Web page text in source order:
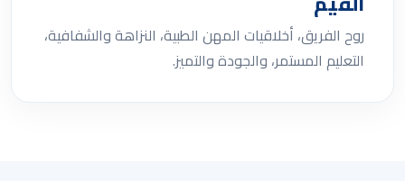
روح الفريق، أخلاقيات المهن الطبية، النزاهة والشفافية،
التعليم المستمر، والجودة والتميز.